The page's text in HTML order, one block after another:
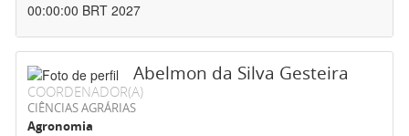
00:00:00 BRT 2027
Abelmon da Silva Gesteira
COORDENADOR(A)
CIÊNCIAS AGRÁRIAS
Agronomia